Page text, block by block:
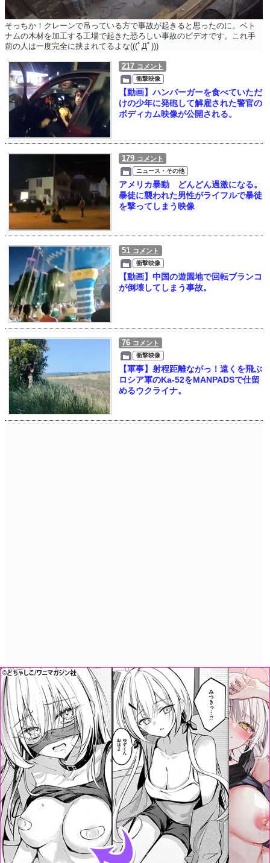
そっちか！クレーンで吊っている方で事故が起きると思ったのに。ベト
ナムの木材を加工する工場で起きた恐ろしい事故のビデオです。これ手
前の人は一度完全に挟まれてるよな(((ﾟДﾟ)))
217 コメント
衝撃映像
【動画】ハンバーガーを食べていただ
けの少年に発砲して解雇された警官の
ボディカム映像が公開される。
179 コメント
ニュース・その他
アメリカ暴動 どんどん過激になる。
暴徒に襲われた男性がライフルで暴徒
を撃ってしまう映像
51 コメント
衝撃映像
【動画】中国の遊園地で回転ブランコ
が倒壊してしまう事故。
76 コメント
衝撃映像
【軍事】射程距離ながっ！遠くを飛ぶ
ロシア軍のKa-52をMANPADSで仕留
めるウクライナ。